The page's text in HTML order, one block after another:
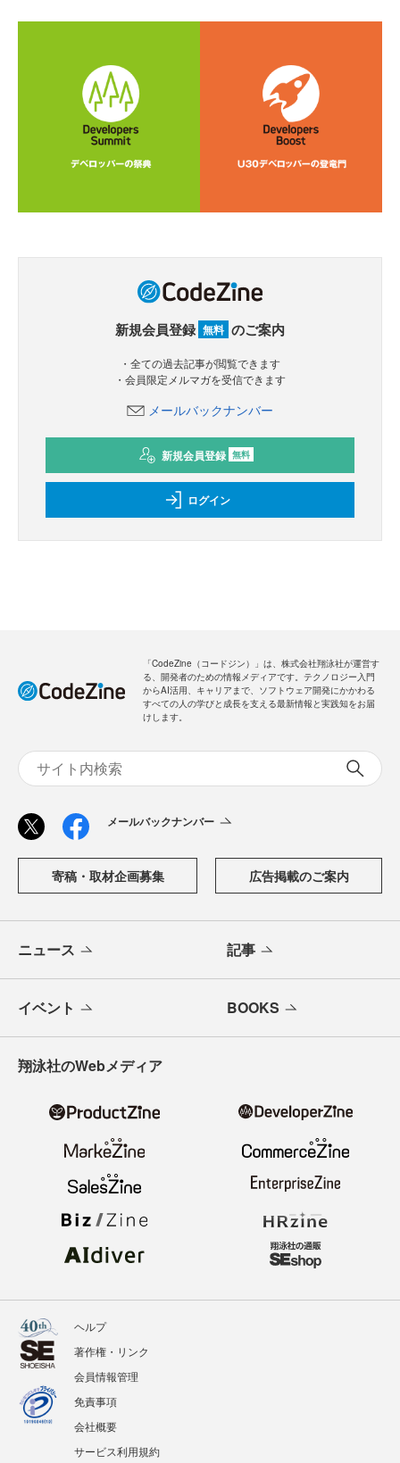
新規会員登録 無料 のご案内
・全ての過去記事が閲覧できます
・会員限定メルマガを受信できます
メールバックナンバー
新規会員登録 無料
ログイン
「CodeZine（コードジン）」は、株式会社翔泳社が運営す
る、開発者のための情報メディアです。テクノロジー入門
からAI活用、キャリアまで、ソフトウェア開発にかかわる
すべての人の学びと成長を支える最新情報と実践知をお届
けします。
メールバックナンバー
寄稿・取材企画募集 広告掲載のご案内
ニュース 記事
イベント BOOKS
翔泳社のWebメディア
ヘルプ
著作権・リンク
会員情報管理
免責事項
会社概要
サービス利用規約